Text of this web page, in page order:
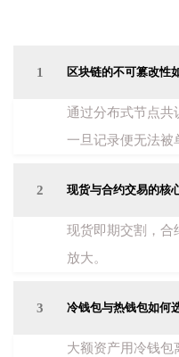
1 区块链的不可篡改性
通过分布式节点共
一旦记录便无法被
2 现货与合约交易的核
现货即期交割，合
放大。
3 冷钱包与热钱包如何
大额资产用冷钱包